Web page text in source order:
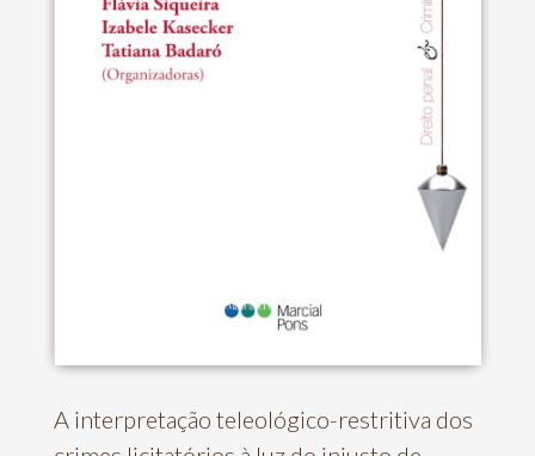
A interpretação teleológico-restritiva dos